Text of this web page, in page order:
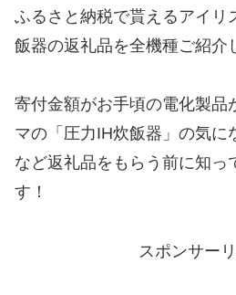
ふるさと納税で貰えるアイリ
飯器の返礼品を全機種ご紹介
寄付金額がお手頃の電化製品
マの「圧力IH炊飯器」の気に
など返礼品をもらう前に知っ
す！
スポンサー